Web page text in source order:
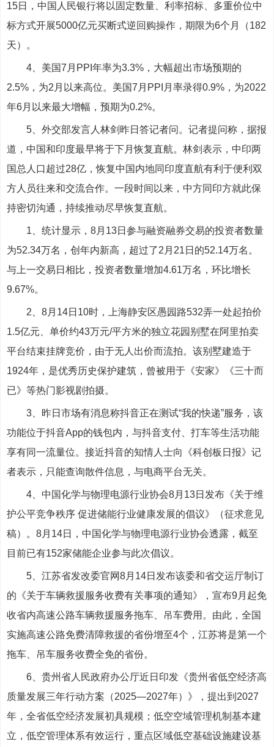
15日，中国人民银行将以固定数量、利率招标、多重价位中
标方式开展5000亿元买断式逆回购操作，期限为6个月（182
天）。
4、美国7月PPI年率为3.3%，大幅超出市场预期的
2.5%，为2月以来高位。美国7月PPI月率录得0.9%，为2022
年6月以来最大增幅，预期为0.2%。
5、外交部发言人林剑昨日答记者问。记者提问称，据报
道，中国和印度最早将于下月恢复直航。林剑表示，中印两
国总人口超过28亿，恢复中国内地同印度直航有利于便利双
方人员往来和交流合作。一段时间以来，中方同印方就此保
持密切沟通，持续推动尽早恢复直航。
1、统计显示，8月13日参与融资融券交易的投资者数量
为52.34万名，创年内新高，超过了2月21日的52.14万名。
与上一交易日相比，投资者数量增加4.61万名，环比增长
9.67%。
2、8月14日10时，上海静安区愚园路532弄一处起拍价
1.5亿元、单价约43万元/平方米的独立花园别墅在阿里拍卖
平台结束挂牌竞价，由于无人出价而流拍。该别墅建造于
1924年，是优秀历史保护建筑，曾被用于《安家》《三十而
已》等热门影视剧拍摄。
3、昨日市场有消息称抖音正在测试“我的快递”服务，该
功能位于抖音App的钱包内，与抖音支付、打车等生活功能
享有同一流量位。接近抖音的知情人士向《科创板日报》记
者表示，只能查询散件信息，与电商平台无关。
4、中国化学与物理电源行业协会8月13日发布《关于维
护公平竞争秩序 促进储能行业健康发展的倡议》（征求意见
稿）。8月14日，中国化学与物理电源行业协会透露，截至
目前已有152家储能企业参与此次倡议。
5、江苏省发改委官网8月14日发布该委和省交运厅制订
的《关于车辆救援服务收费有关事项的通知》，宣布9月起免
收省内高速公路车辆救援服务拖车、吊车费用。由此，全国
实施高速公路免费清障救援的省份增至4个，江苏将是第一个
拖车、吊车服务收费全免的省份。
6、贵州省人民政府办公厅近日印发《贵州省低空经济高
质量发展三年行动方案（2025—2027年）》，提出到2027
年，全省低空经济发展初具规模；低空空域管理机制基本建
立，低空管理体系有效运行，重点区域低空基础设施建设基